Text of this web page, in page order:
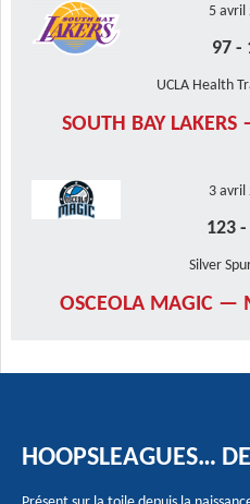
5 avril
97-
UCLA Health
SOUTH BAY
3 avril
123 -
Silver
OSCEOLA MAGIC —
HOOPSLEAGUES…